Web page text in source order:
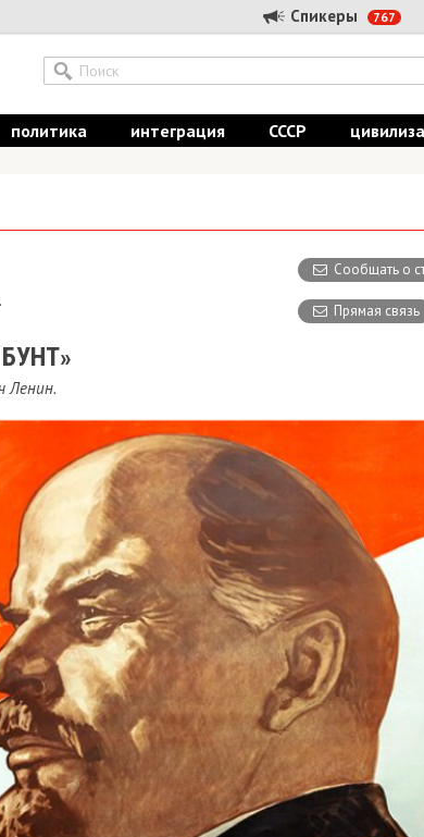
Спикеры 767
политика интеграция СССР
Сообщать о
Прямая связь
Ленин.